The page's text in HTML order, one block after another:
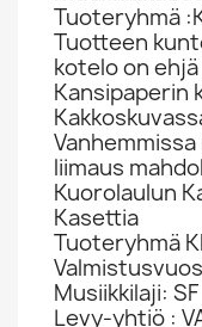
Tuoteryhmä
Tuotteen
kotelo on
Kansipaperin
liimaus
Kuorolaulun
Kasettia
Tuoteryhmä
Musiikkilaji: SF
Levy-yhtiö :